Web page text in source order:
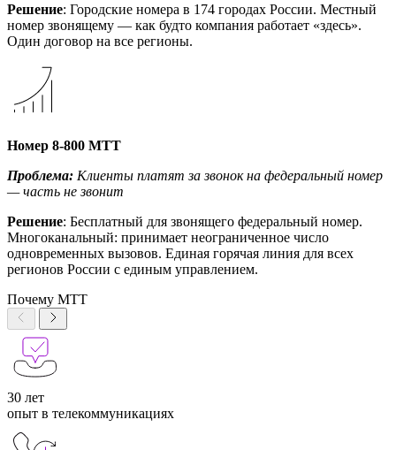
Решение: Городские номера в 174 городах России. Местный
номер звонящему — как будто компания работает «здесь».
Один договор на все регионы.
Номер 8-800 МТТ
Проблема: Клиенты платят за звонок на федеральный номер
— часть не звонит
Решение: Бесплатный для звонящего федеральный номер.
Многоканальный: принимает неограниченное число
одновременных вызовов. Единая горячая линия для всех
регионов России с единым управлением.
Почему МТТ
30 лет
опыт в телекоммуникациях